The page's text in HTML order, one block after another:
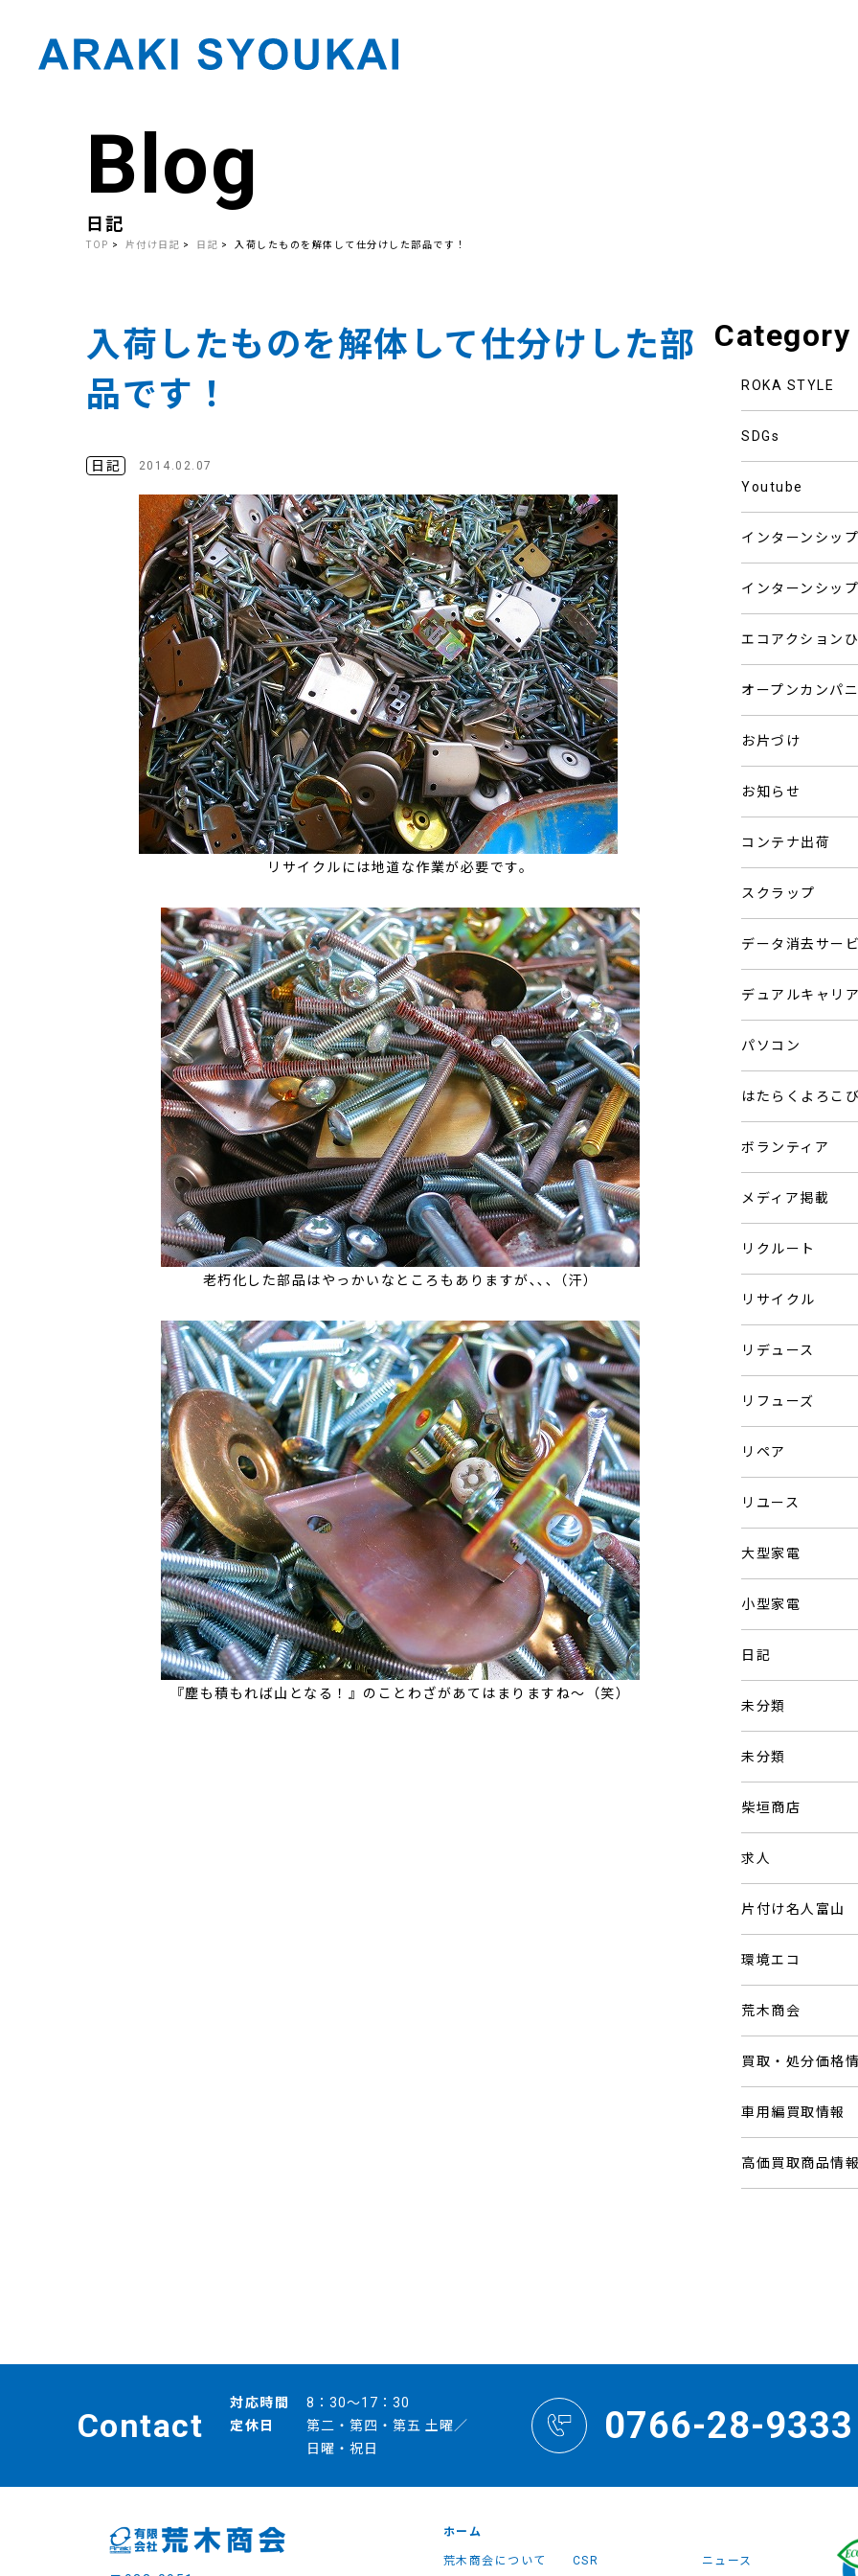
Blog
日記
TOP 片付け日記 日記 入荷したものを解体して仕分けした部品です！
入荷したものを解体して仕分けした部
品です！
日記 2014.02.07
リサイクルには地道な作業が必要です。
老朽化した部品はやっかいなところもありますが､､､（汗）
『塵も積もれば山となる！』のことわざがあてはまりますね～（笑）
Category
ROKA STYLE
SDGs
Youtube
インターンシップ
インターンシップ
エコアクション
オープンカンパ
お片づけ
お知らせ
コンテナ出荷
スクラップ
データ消去サー
デュアルキャリ
パソコン
はたらくよろこ
ボランティア
メディア掲載
リクルート
リサイクル
リデュース
リフューズ
リペア
リユース
大型家電
小型家電
日記
未分類
未分類
柴垣商店
求人
片付け名人富山
環境エコ
荒木商会
買取・処分価格
車用編買取情報
高価買取商品情
Contact
対応時間
8：30～17：30
定休日
第二・第四・第五 土曜／
日曜・祝日
0766-28-9333
ホーム
荒木商会について CSR ニュース